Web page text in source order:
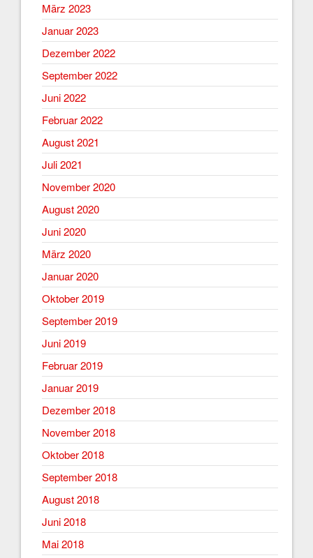
März 2023
Januar 2023
Dezember 2022
September 2022
Juni 2022
Februar 2022
August 2021
Juli 2021
November 2020
August 2020
Juni 2020
März 2020
Januar 2020
Oktober 2019
September 2019
Juni 2019
Februar 2019
Januar 2019
Dezember 2018
November 2018
Oktober 2018
September 2018
August 2018
Juni 2018
Mai 2018